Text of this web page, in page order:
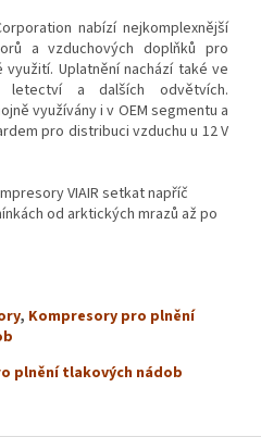
nabízí nejkomplexnější
a vzduchových doplňků pro
Uplatnění nachází také ve
letectví a dalších odvětvích.
využívány i v OEM segmentu a
pro distribuci vzduchu u 12 V
VIAIR setkat napříč
od arktických mrazů až po
, Kompresory pro plnění
plnění tlakových nádob